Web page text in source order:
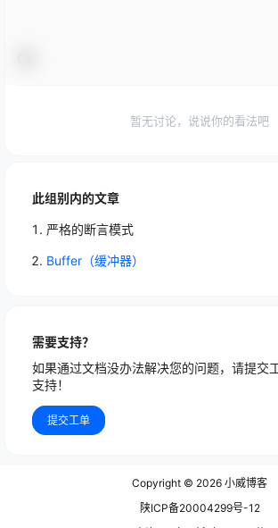
此组别内的文章
严格的断言模式
Buffer（缓冲器）
需要支持？
如果通过文档没办法解决您的问题，请提交
支持！
提交工单
暂无讨论，说说你的看法吧
Copyright © 2026 小威博客
陕ICP备20004299号-12